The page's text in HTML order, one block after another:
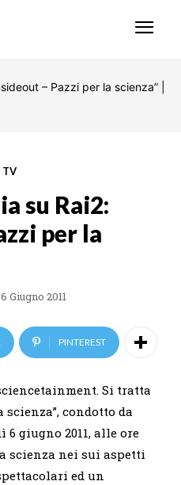
TV
su Rai2:
per la
6 Giugno 2011
PINTEREST
Si tratta
condotto da
giugno 2011, alle ore
scienza nei sui aspetti
ed un